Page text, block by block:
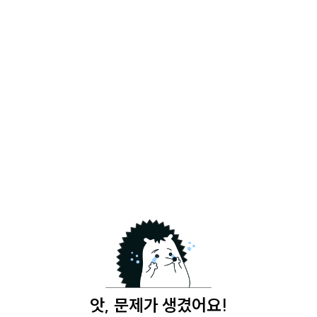
앗, 문제가 생겼어요!